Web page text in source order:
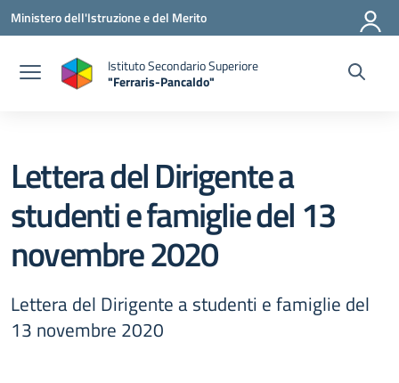
Vai ai contenuti
Vai al menu di navigazione
Vai al footer
Ministero dell'Istruzione e del Merito
Istituto Secondario Superiore
"Ferraris-Pancaldo"
Lettera del Dirigente a
studenti e famiglie del 13
novembre 2020
Lettera del Dirigente a studenti e famiglie del
13 novembre 2020